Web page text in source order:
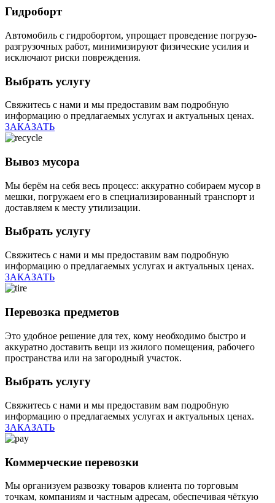
Гидроборт
Автомобиль с гидробортом, упрощает проведение погрузо-
разгрузочных работ, минимизируют физические усилия и
исключают риски повреждения.
Выбрать услугу
Свяжитесь с нами и мы предоставим вам подробную
информацию о предлагаемых услугах и актуальных ценах.
ЗАКАЗАТЬ
Вывоз мусора
Мы берём на себя весь процесс: аккуратно собираем мусор в
мешки, погружаем его в специализированный транспорт и
доставляем к месту утилизации.
Выбрать услугу
Свяжитесь с нами и мы предоставим вам подробную
информацию о предлагаемых услугах и актуальных ценах.
ЗАКАЗАТЬ
Перевозка предметов
Это удобное решение для тех, кому необходимо быстро и
аккуратно доставить вещи из жилого помещения, рабочего
пространства или на загородный участок.
Выбрать услугу
Свяжитесь с нами и мы предоставим вам подробную
информацию о предлагаемых услугах и актуальных ценах.
ЗАКАЗАТЬ
Коммерческие перевозки
Мы организуем развозку товаров клиента по торговым
точкам, компаниям и частным адресам, обеспечивая чёткую